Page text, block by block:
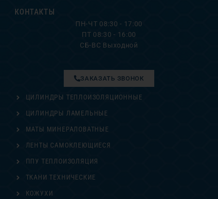
КОНТАКТЫ
ПН-ЧТ 08:30 - 17:00
ПТ 08:30 - 16:00
СБ-ВС Выходной
ЦИЛИНДРЫ ТЕПЛОИЗОЛЯЦИОННЫЕ
ЦИЛИНДРЫ ЛАМЕЛЬНЫЕ
МАТЫ МИНЕРАЛОВАТНЫЕ
ЛЕНТЫ САМОКЛЕЮЩИЕСЯ
ППУ ТЕПЛОИЗОЛЯЦИЯ
ТКАНИ ТЕХНИЧЕСКИЕ
ЗАКАЗАТЬ ЗВОНОК
КОЖУХИ